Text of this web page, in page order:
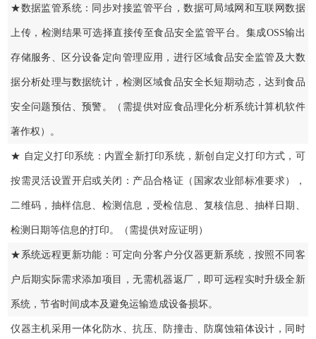
★数据监管系统：同步对接监管平台，数据可局域网和互联网数据
上传，检测结果可选择直接传至食品安全监管平台。集成OSS输出
存储服务、区分设备定向管理应用，进行区域食品安全监管及大数
据分析处理与数据统计，检测区域食品安全长短期动态，达到食品
安全问题预估、预警。（需提供对应食品理化分析系统计算机软件
著作权）。
★ 自定义打印系统：内置全新打印系统，新创自定义打印方式，可
按需灵活设置开启或关闭：产品合格证（国家农业部标准要求），
二维码，抽样信息、检测信息，受检信息、复核信息、抽样日期、
检测日期等信息的打印。（需提供对应证明）
★系统远程更新功能：可定向分客户分仪器更新系统，按照不同客
户后期实际需求添加项目，无需机器返厂，即可远程实时升级全新
系统，节省时间成本及避免运输造成设备损坏。
仪器主机采用一体化防水、抗压、防撞击、防腐蚀箱体设计，同时